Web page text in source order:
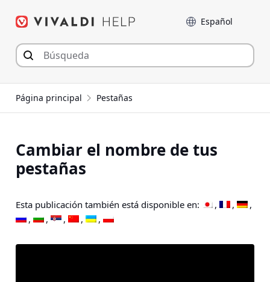
Language
Página principal Pestañas
Cambiar el nombre de tus
pestañas
Esta publicación también está disponible en: